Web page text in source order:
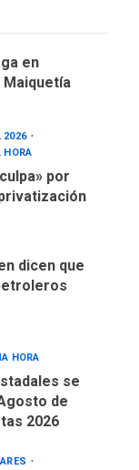
en
2026
HORA
por
dicen que
HORA
se
de
2026